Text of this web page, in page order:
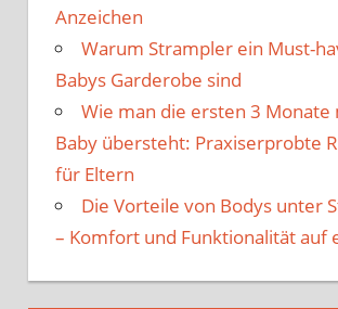
Anzeichen
Warum Strampler ein Must-
Babys Garderobe sind
Wie man die ersten 3 Monate
Baby übersteht: Praxiserprobte
für Eltern
Die Vorteile von Bodys unter
– Komfort und Funktionalität auf